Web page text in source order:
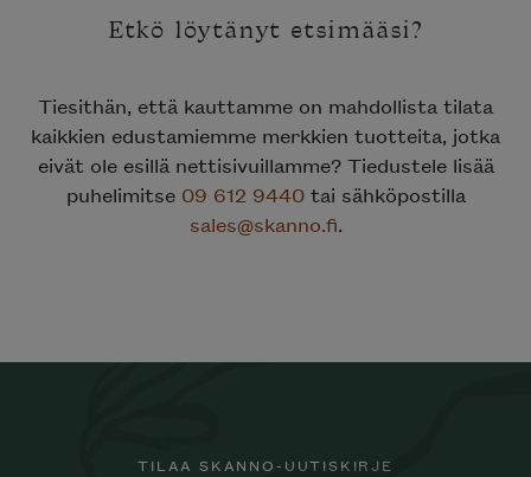
Etkö löytänyt etsimääsi?
Tiesithän, että kauttamme on mahdollista tilata
kaikkien edustamiemme merkkien tuotteita, jotka
eivät ole esillä nettisivuillamme? Tiedustele lisää
puhelimitse 09 612 9440tai sähköpostilla
sales@skanno.fi.
TILAA SKANNO-UUTISKIRJE